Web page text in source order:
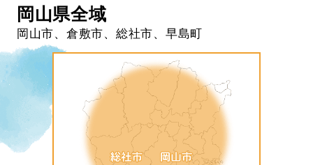
岡山県全域
岡山市、倉敷市、総社市、早島町